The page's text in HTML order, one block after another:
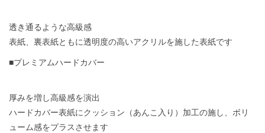
透き通るような高級感
表紙、裏表紙ともに透明度の高いアクリルを施した表紙です
■プレミアムハードカバー
厚みを増し高級感を演出
ハードカバー表紙にクッション（あんこ入り）加工の施し、 ボリ
ューム感をプラスさせます